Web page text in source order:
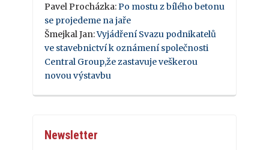
Pavel Procházka: Po mostu z bílého betonu
se projedeme na jaře
Šmejkal Jan:Vyjádření Svazu podnikatelů
ve stavebnictví k oznámení společnosti
Central Group,že zastavuje veškerou
novou výstavbu
Newsletter